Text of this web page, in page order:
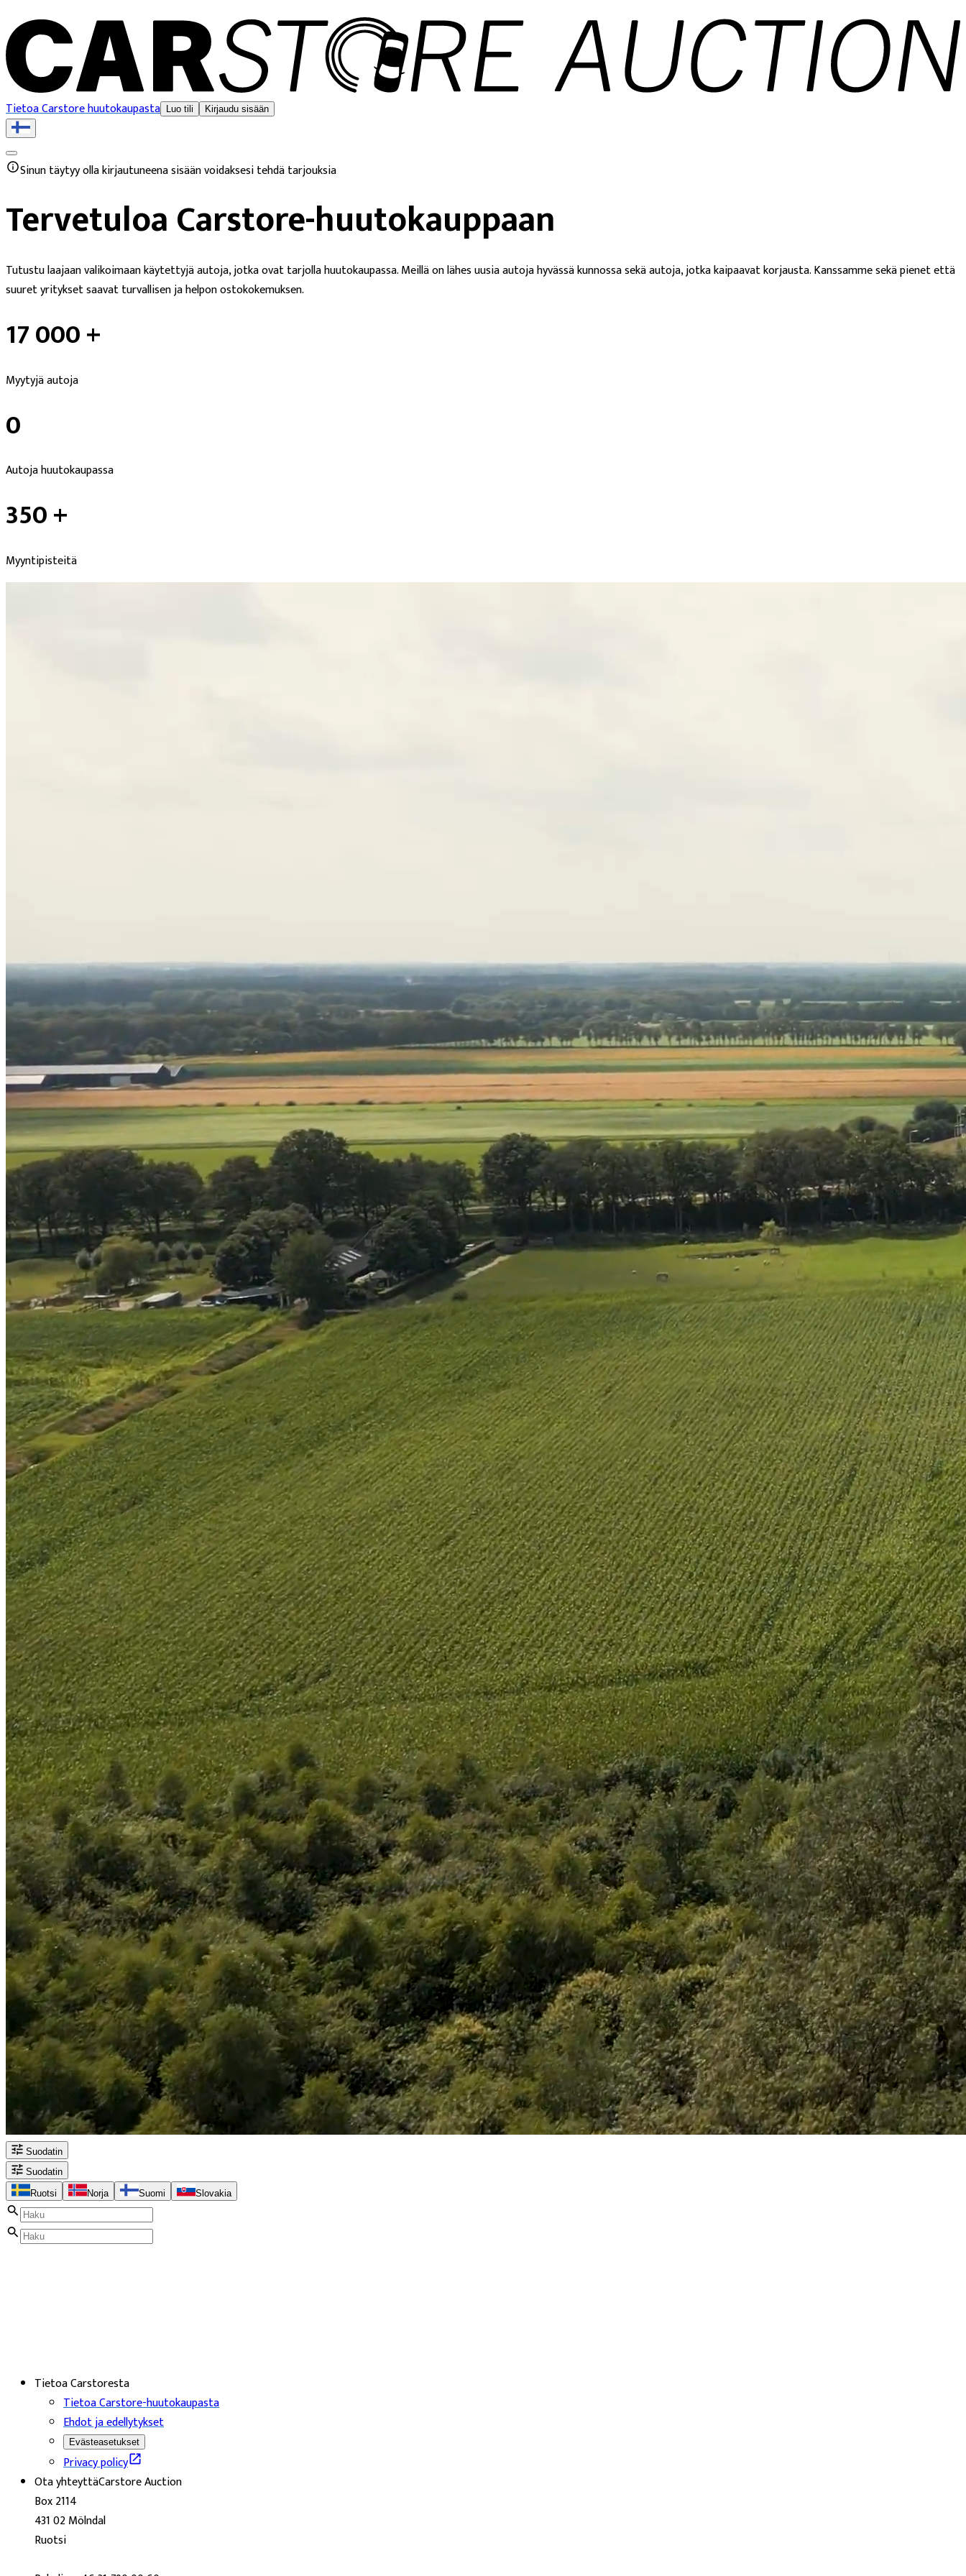
Tietoa Carstore huutokaupasta Luo tili Kirjaudu sisään
Sinun täytyy olla kirjautuneena sisään voidaksesi tehdä tarjouksia
Tervetuloa Carstore-huutokauppaan
Tutustu laajaan valikoimaan käytettyjä autoja, jotka ovat tarjolla huutokaupassa. Meillä on lähes uusia autoja hyvässä kunnossa sekä autoja, jotka kaipaavat korjausta. Kanssamme sekä pienet että
suuret yritykset saavat turvallisen ja helpon ostokokemuksen.
17 000 +
Myytyjä autoja
0
Autoja huutokaupassa
350 +
Myyntipisteitä
Suodatin
Suodatin
Ruotsi
Norja Suomi Slovakia
Tietoa Carstoresta
Tietoa Carstore-huutokaupasta
Ehdot ja edellytykset
Evästeasetukset
Privacy policy
Ota yhteyttäCarstore Auction
Box 2114
431 02 Mölndal
Ruotsi